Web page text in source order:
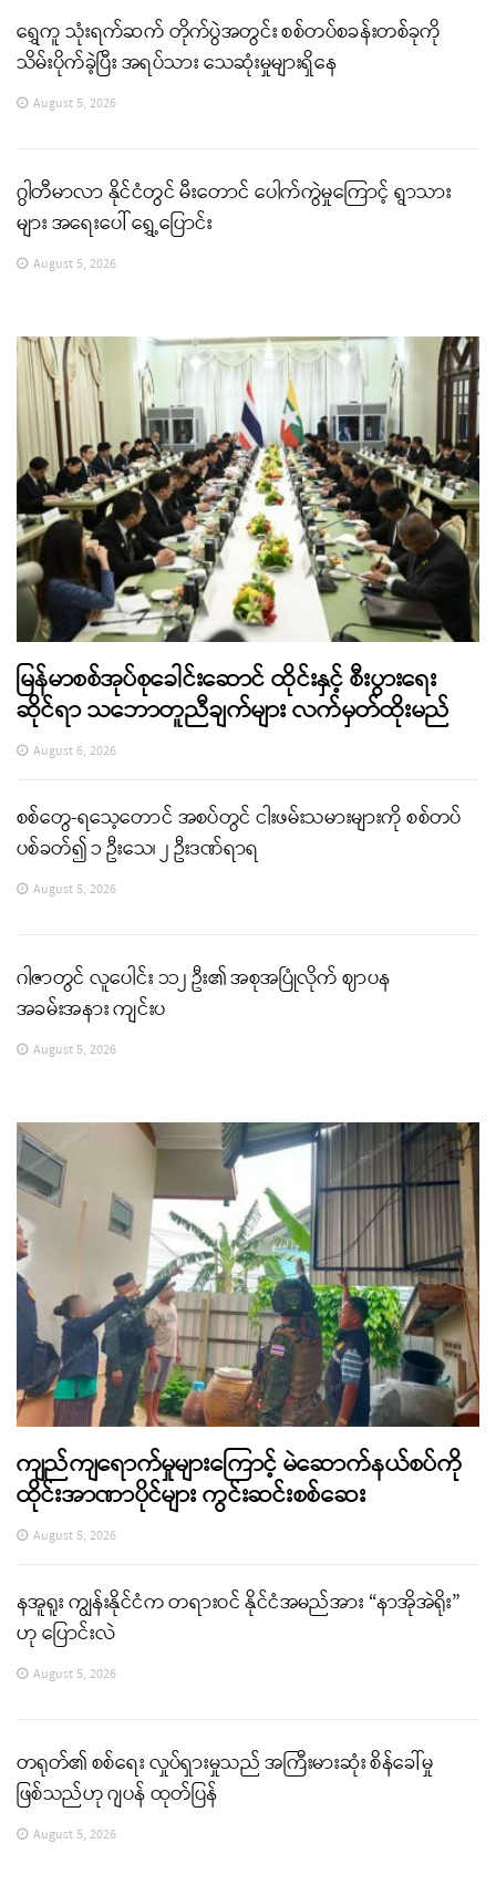
ရွှေကူ သုံးရက်ဆက် တိုက်ပွဲအတွင်း စစ်တပ်စခန်းတစ်ခုကို
သိမ်းပိုက်ခဲ့ပြီး အရပ်သား သေဆုံးမှုများရှိနေ
August 5, 2026
ဂွါတီမာလာ နိုင်ငံတွင် မီးတောင် ပေါက်ကွဲမှုကြောင့် ရွာသား
များ အရေးပေါ် ရွှေ့ပြောင်း
August 5, 2026
မြန်မာစစ်အုပ်စုခေါင်းဆောင် ထိုင်းနှင့် စီးပွားရေး
ဆိုင်ရာ သဘောတူညီချက်များ လက်မှတ်ထိုးမည်
August 6, 2026
စစ်တွေ-ရသေ့တောင် အစပ်တွင် ငါးဖမ်းသမားများကို စစ်တပ်
ပစ်ခတ်၍ ၁ ဦးသေ၊ ၂ ဦးဒဏ်ရာရ
August 5, 2026
ဂါဇာတွင် လူပေါင်း ၁၁၂ ဦး၏ အစုအပြုံလိုက် ဈာပန
အခမ်းအနား ကျင်းပ
August 5, 2026
ကျည်ကျရောက်မှုများကြောင့် မဲဆောက်နယ်စပ်ကို
ထိုင်းအာဏာပိုင်များ ကွင်းဆင်းစစ်ဆေး
August 5, 2026
နအူရူး ကျွန်းနိုင်ငံက တရားဝင် နိုင်ငံအမည်အား “နာအိုအဲရိုး”
ဟု ပြောင်းလဲ
August 5, 2026
တရုတ်၏ စစ်ရေး လှုပ်ရှားမှုသည် အကြီးမားဆုံး စိန်ခေါ်မှု
ဖြစ်သည်ဟု ဂျပန် ထုတ်ပြန်
August 5, 2026